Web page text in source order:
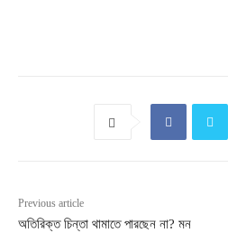
Previous article
অতিরিক্ত চিন্তা থামাতে পারছেন না? মন